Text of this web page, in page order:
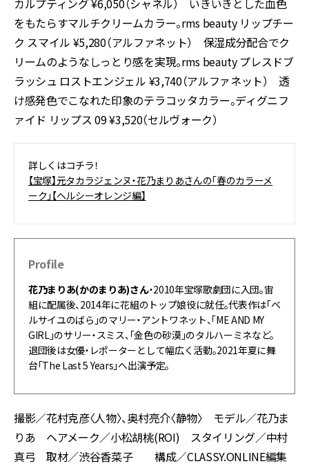
カルプティング ¥6,050（シャネル） いきいきとした血色
をもたらすマルチクリームカラー。rms beauty リップチー
ク スマイル ¥5,280（アルファネット） 保湿成分配合でク
リームのようなしっとり感を実現。rms beauty プレスドブ
ラッシュ ロストエンジェル ¥3,740（アルファネット） 透
け感発色でこなれた印象のテラコッタカラー。ディグニフ
ァイド リップス 09 ¥3,520（セルヴォーク）
詳しくはコチラ！
【宝塚】元タカラジェンヌ・花乃まりあさんの「春のカラーメ
ーク」【ヘルシーオレンジ編】
Profile
花乃まりあ(かのまりあ)さん・2010年宝塚歌劇団に入団。宙
組に配属後、2014年に花組のトップ娘役に就任。代表作は「ベ
ルサイユのばら」のマリー・アントワネット、「ME AND MY
GIRL」のサリー・スミス、「金色の砂漠」のタルハーミネなど。
退団後は女優・レポーターとして幅広く活動。2021年夏に舞
台「The Last 5 Years」へ出演予定。
撮影／花村克彦〈人物〉、奥村亮介〈静物〉 モデル／花乃ま
りあ ヘアメーク／小松胡桃(ROI) スタイリング／中村
真弓 取材／渋谷香菜子 構成／CLASSY.ONLINE編集